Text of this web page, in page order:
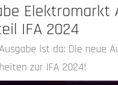
Elektromarkt
IFA 2024
ist da: Die neue
zur IFA 2024!